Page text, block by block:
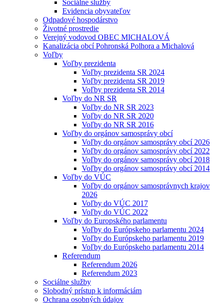
Sociálne služby
Evidencia obyvateľov
Odpadové hospodárstvo
Životné prostredie
Verejný vodovod OBEC MICHALOVÁ
Kanalizácia obcí Pohronská Polhora a Michalová
Voľby
Voľby prezidenta
Voľby prezidenta SR 2024
Voľby prezidenta SR 2019
Voľby prezidenta SR 2014
Voľby do NR SR
Voľby do NR SR 2023
Voľby do NR SR 2020
Voľby do NR SR 2016
Voľby do orgánov samosprávy obcí
Voľby do orgánov samosprávy obcí 2026
Voľby do orgánov samosprávy obcí 2022
Voľby do orgánov samosprávy obcí 2018
Voľby do orgánov samosprávy obcí 2014
Voľby do VÚC
Voľby do orgánov samosprávnych krajov
2026
Voľby do VÚC 2017
Voľby do VÚC 2022
Voľby do Europského parlamentu
Voľby do Európskeho parlamentu 2024
Voľby do Európskeho parlamentu 2019
Voľby do Európskeho parlamentu 2014
Referendum
Referendum 2026
Referendum 2023
Sociálne služby
Slobodný prístup k informáciám
Ochrana osobných údajov